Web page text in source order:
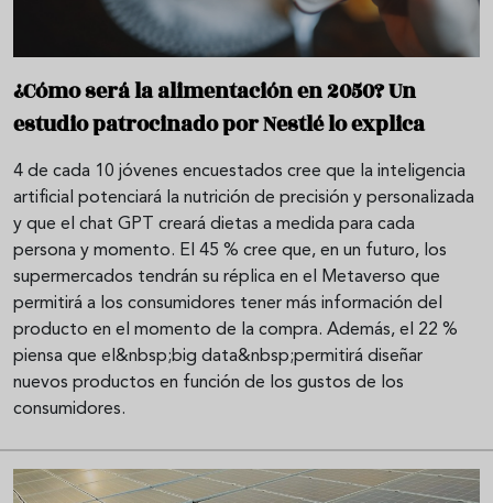
¿Cómo será la alimentación en 2050? Un
estudio patrocinado por Nestlé lo explica
4 de cada 10 jóvenes encuestados cree que la inteligencia
artificial potenciará la nutrición de precisión y personalizada
y que el chat GPT creará dietas a medida para cada
persona y momento. El 45 % cree que, en un futuro, los
supermercados tendrán su réplica en el Metaverso que
permitirá a los consumidores tener más información del
producto en el momento de la compra. Además, el 22 %
piensa que el&nbsp;big data&nbsp;permitirá diseñar
nuevos productos en función de los gustos de los
consumidores.